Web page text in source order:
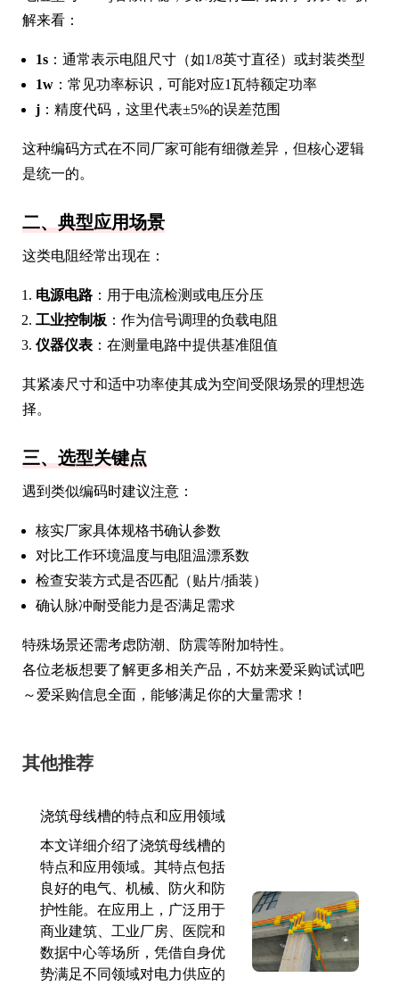
解来看：
1s ：通常表示电阻尺寸（如1/8英寸直径）或封装类型
1w ：常见功率标识，可能对应1瓦特额定功率
j ：精度代码，这里代表±5%的误差范围
这种编码方式在不同厂家可能有细微差异，但核心逻辑
是统一的。
二、典型应用场景
这类电阻经常出现在：
电源电路 ：用于电流检测或电压分压
工业控制板 ：作为信号调理的负载电阻
仪器仪表 ：在测量电路中提供基准阻值
其紧凑尺寸和适中功率使其成为空间受限场景的理想选
择。
三、选型关键点
遇到类似编码时建议注意：
核实厂家具体规格书确认参数
对比工作环境温度与电阻温漂系数
检查安装方式是否匹配（贴片/插装）
确认脉冲耐受能力是否满足需求
特殊场景还需考虑防潮、防震等附加特性。
各位老板想要了解更多相关产品，不妨来爱采购试试吧
～爱采购信息全面，能够满足你的大量需求！
其他推荐
浇筑母线槽的特点和应用领域
本文详细介绍了浇筑母线槽的
特点和应用领域。其特点包括
良好的电气、机械、防火和防
护性能。在应用上，广泛用于
商业建筑、工业厂房、医院和
数据中心等场所，凭借自身优
势满足不同领域对电力供应的